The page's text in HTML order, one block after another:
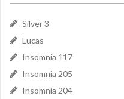
Silver 3
Lucas
Insomnia 117
Insomnia 205
Insomnia 204